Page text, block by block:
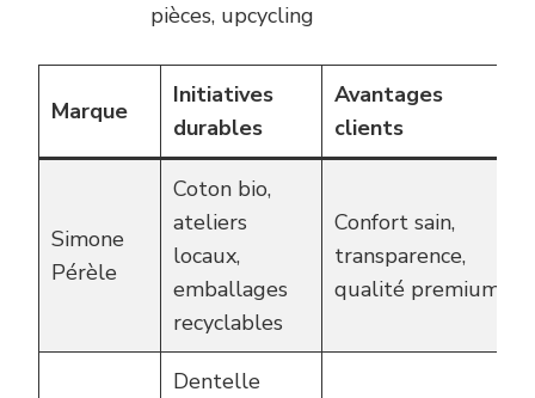
pièces, upcycling
Marque
Initiatives
durables
Avantages
clients
Simone
Pérèle
Coton bio,
ateliers
locaux,
emballages
recyclables
Confort sain,
transparence,
qualité premium
Dentelle